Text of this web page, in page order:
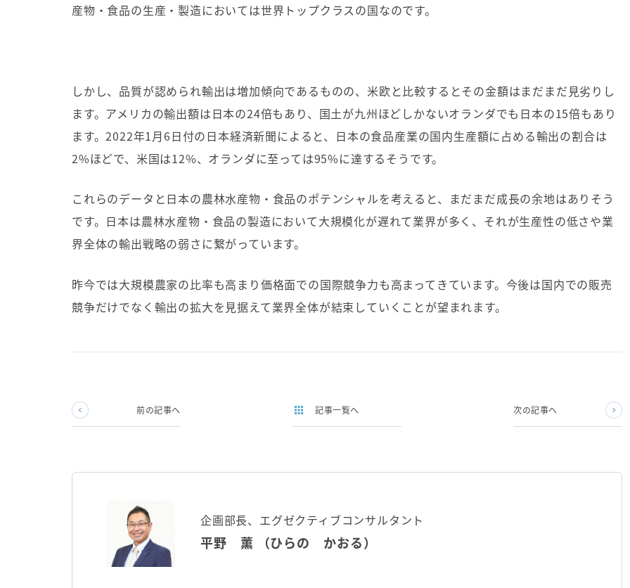
産物・食品の生産・製造においては世界トップクラスの国なのです。
しかし、品質が認められ輸出は増加傾向であるものの、米欧と比較するとその金額はまだまだ見劣りし
ます。アメリカの輸出額は日本の24倍もあり、国土が九州ほどしかないオランダでも日本の15倍もあり
ます。 2022年1月 6日付の日本経済新聞によると、日本の食品産業の国内生産額に占める輸出の割合は
2%ほどで、米国は12%、オランダに至っては95%に達するそうです。
これらのデータと日本の農林水産物・食品のポテンシャルを考えると、まだまだ成長の余地はありそう
です。日本は農林水産物・食品の製造において大規模化が遅れて業界が多く、それが生産性の低さや業
界全体の輸出戦略の弱さに繋がっています。
昨今では大規模農家の比率も高まり価格面での国際競争力も高まってきています。今後は国内での販売
競争だけでなく輸出の拡大を見据えて業界全体が結束していくことが望まれます。
前の記事へ 記事一覧へ 次の記事へ
企画部長、エグゼクティブコンサルタント
平野 薫 （ひらの かおる）